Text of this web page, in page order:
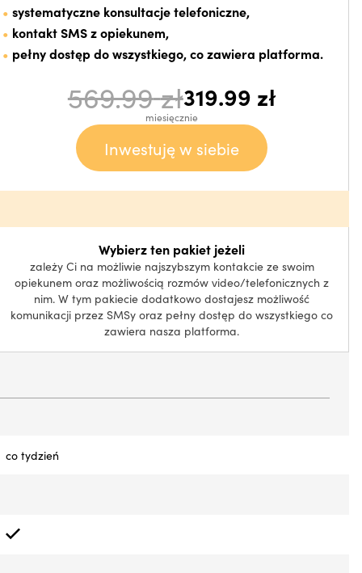
systematyczne konsultacje telefoniczne,
kontakt SMS z opiekunem,
pełny dostęp do wszystkiego, co zawiera platforma.
569.99zł319.99 zł
miesięcznie
Inwestuję w siebie
Wybierz ten pakiet jeżeli
zależy Ci na możliwie najszybszym kontakcie ze swoim
opiekunem oraz możliwością rozmów video/telefonicznych z
nim. W tym pakiecie dodatkowo dostajesz możliwość
komunikacji przez SMSy oraz pełny dostęp do wszystkiego co
zawiera nasza platforma.
co tydzień